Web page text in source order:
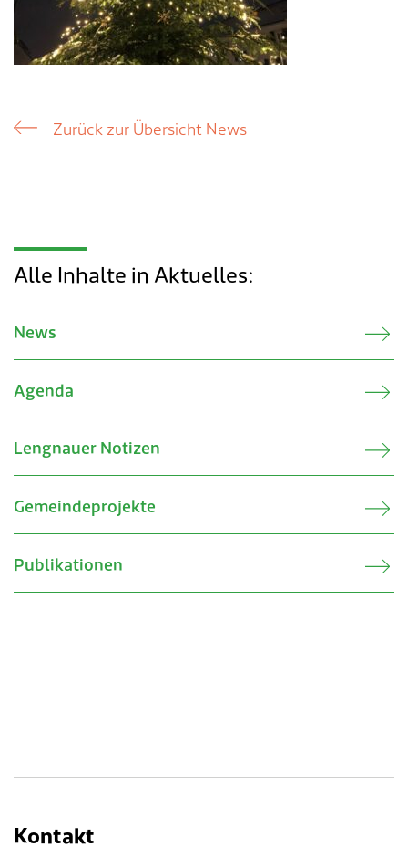
Zurück zur Übersicht News
Alle Inhalte in Aktuelles:
News
Agenda
Lengnauer Notizen
Gemeindeprojekte
Publikationen
Kontakt